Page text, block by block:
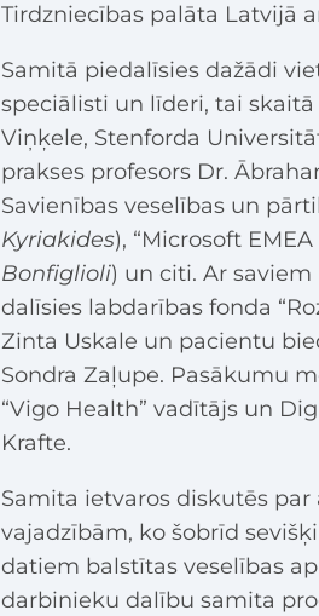
Tirdzniecības palāta Latvijā
Samitā piedalīsies dažādi
speciālisti un līderi, tai
Viņķele, Stenforda
prakses profesors Dr.
Savienības veselības un
Kyriakides), “Microsoft
Bonfiglioli) un citi. Ar
dalīsies labdarības fonda
Zinta Uskale un pacientu
Sondra Zaļupe. Pasākumu
“Vigo Health” vadītājs un
Krafte.
Samita ietvaros diskutēs
vajadzībām, ko šobrīd
datiem balstītas veselības
darbinieku dalību samita